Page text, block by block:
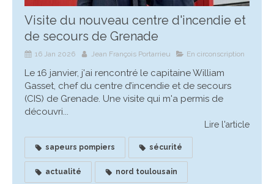
Visite du nouveau centre d'incendie et
de secours de Grenade
16 Jan 2026 Jean François Portarrieu En circonscription
Le 16 janvier, j'ai rencontré le capitaine William
Gasset, chef du centre d’incendie et de secours
(CIS) de Grenade. Une visite qui m'a permis de
découvri...
Lire l'article
sapeurs pompiers sécurité
actualité nord toulousain